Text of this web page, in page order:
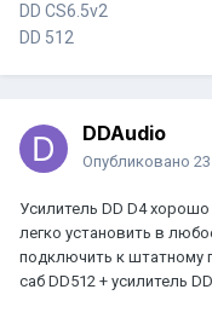
DD CS6.5v2
DD 512
DDAudio
Опубликовано
Усилитель DD D4
легко установить в
подключить к штатному
саб DD512 + усилитель